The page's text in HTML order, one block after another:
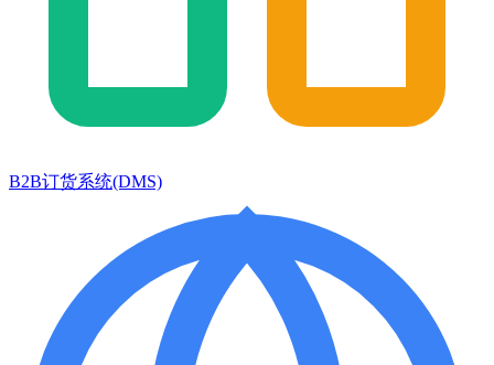
B2B订货系统(DMS)